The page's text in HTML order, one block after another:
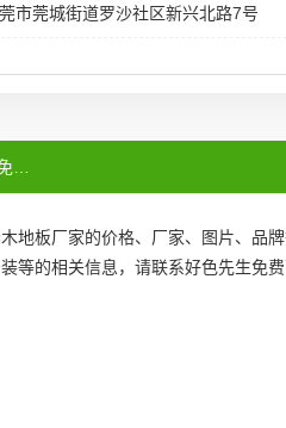
市莞城街道罗沙社区新兴北路7号
地板厂家的价格、厂家、图片、品
等的相关信息，请联系好色先生免费